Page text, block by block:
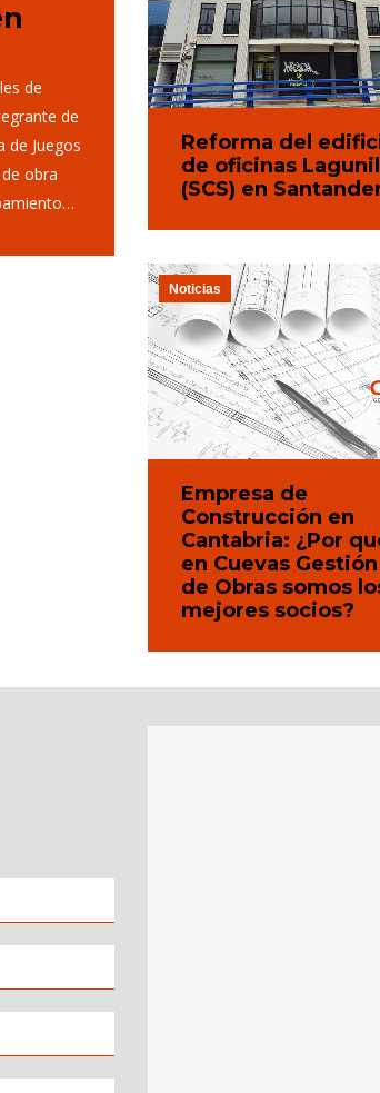
de
de
de Juegos
obra
Reforma del
de oficinas
(SCS) en
Noticias
Empresa de
Construcción en
Cantabria: ¿Por
en Cuevas Gestión
de Obras somos
mejores socios?